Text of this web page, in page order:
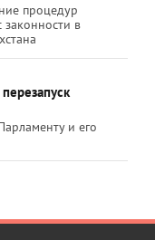
процедур
в
и его